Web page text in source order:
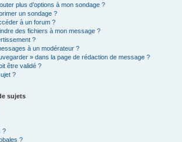
plus d’options à mon sondage ?
un sondage ?
à un forum ?
des fichiers à mon message ?
?
à un modérateur ?
» dans la page de rédaction de message ?
être validé ?
?
sujets
?
?